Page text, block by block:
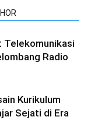
Telekomunikasi
Radio
Kurikulum
Sejati di Era